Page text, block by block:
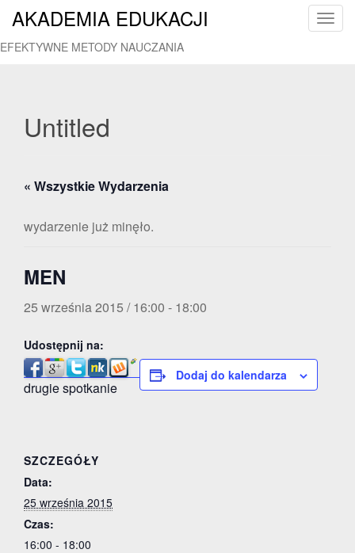
T
AKADEMIA EDUKACJI
EFEKTYWNE METODY NAUCZANIA
Untitled
« Wszystkie Wydarzenia
wydarzenie już minęło.
MEN
25 września 2015 / 16:00 - 18:00
Udostępnij na:
drugie spotkanie
Dodaj do kalendarza
SZCZEGÓŁY
Data:
25 września 2015
Czas:
16:00 - 18:00